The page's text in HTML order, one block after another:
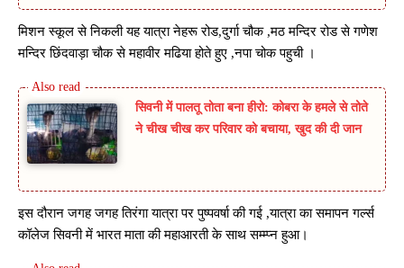
मिशन स्कूल से निकली यह यात्रा नेहरू रोड,दुर्गा चौक ,मठ मन्दिर रोड से गणेश
मन्दिर छिंदवाड़ा चौक से महावीर मढिया होते हुए ,नपा चोक पहुची ।
सिवनी में पालतू तोता बना हीरो: कोबरा के हमले से तोते
ने चीख चीख कर परिवार को बचाया, खुद की दी जान
इस दौरान जगह जगह तिरंगा यात्रा पर पुष्पवर्षा की गई ,यात्रा का समापन गर्ल्स
कॉलेज सिवनी में भारत माता की महाआरती के साथ सम्म्प्न हुआ।